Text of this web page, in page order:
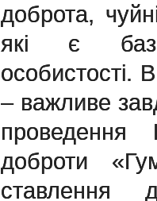
доброта,
які є
особистості.
– важливе
проведення
доброти